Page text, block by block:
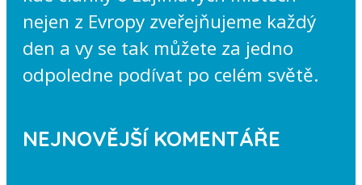
nejen z Evropy zveřejňujeme každý
den a vy se tak můžete za jedno
odpoledne podívat po celém světě.
NEJNOVĚJŠÍ KOMENTÁŘE